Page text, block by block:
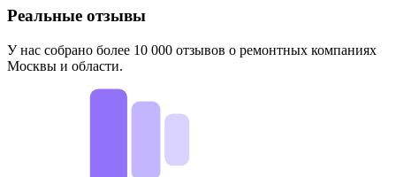
Реальные отзывы
У нас собрано более 10 000 отзывов о ремонтных компаниях
Москвы и области.